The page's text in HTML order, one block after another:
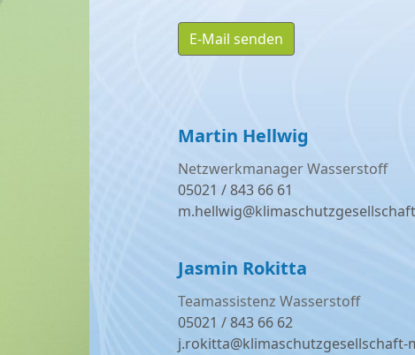
E-Mail senden
Martin Hellwig
Netzwerkmanager Wasserstoff
05021 / 843 66 61
Jasmin Rokitta
Teamassistenz Wasserstoff
05021 / 843 66 62
j.rokitta@klimaschutzgesellschaft-